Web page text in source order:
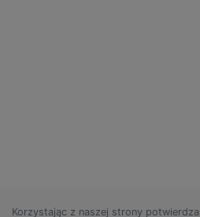
Korzystając z naszej strony